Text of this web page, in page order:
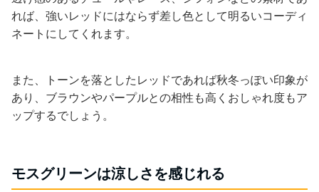
れば、強いレッドにはならず差し色として明るいコーディ
ネートにしてくれます。
また、トーンを落としたレッドであれば秋冬っぽい印象が
あり、ブラウンやパープルとの相性も高くおしゃれ度もア
ップするでしょう。
モスグリーンは涼しさを感じれる